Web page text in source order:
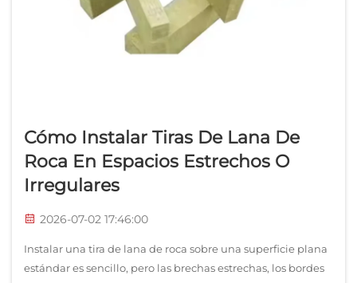
Cómo Instalar Tiras De Lana De
Roca En Espacios Estrechos O
Irregulares
2026-07-02 17:46:00
Instalar una tira de lana de roca sobre una superficie plana
estándar es sencillo, pero las brechas estrechas, los bordes